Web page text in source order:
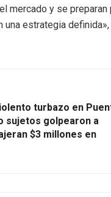
mercado y se
estrategia definida»,
turbazo en
sujetos golpearon a
$3 millones en